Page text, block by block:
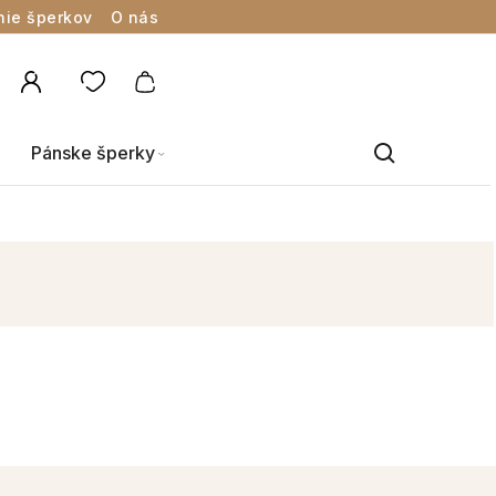
šperkov O nás
Pánske šperky